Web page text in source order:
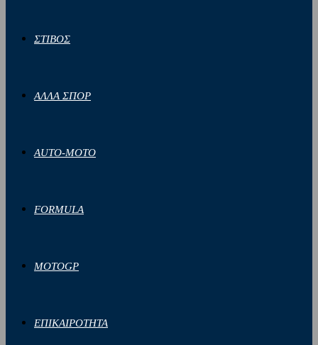
ΣΤΙΒΟΣ
ΑΛΛΑ ΣΠΟΡ
AUTO-MOTO
FORMULA
MOTOGP
ΕΠΙΚΑΙΡΟΤΗΤΑ